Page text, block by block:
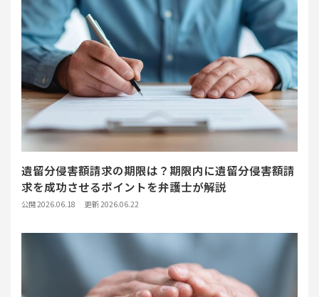
遺留分侵害額請求の期限は？期限内に遺留分侵害額請
求を成功させるポイントを弁護士が解説
公開 2026.06.18 更新 2026.06.22